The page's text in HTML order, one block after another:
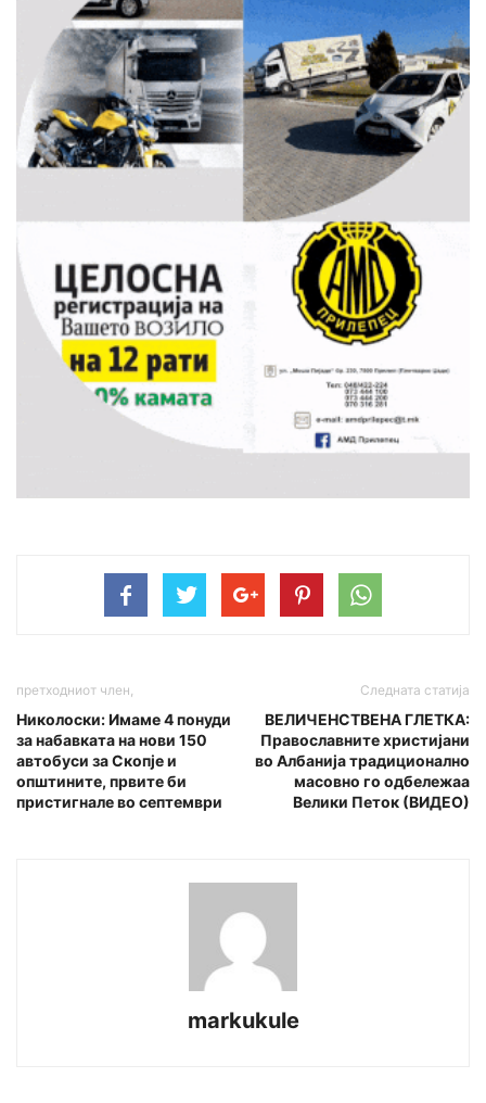
претходниот член,
Николоски: Имаме 4 понуди
за набавката на нови 150
автобуси за Скопје и
општините, првите би
пристигнале во септември
Следната статија
ВЕЛИЧЕНСТВЕНА ГЛЕТКА:
Православните христијани
во Албанија традиционално
масовно го одбележаа
Велики Петок (ВИДЕО)
markukule